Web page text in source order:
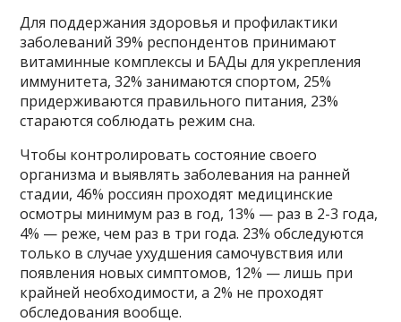
Для поддержания здоровья и профилактики
заболеваний 39% респондентов принимают
витаминные комплексы и БАДы для укрепления
иммунитета, 32% занимаются спортом, 25%
придерживаются правильного питания, 23%
стараются соблюдать режим сна.
Чтобы контролировать состояние своего
организма и выявлять заболевания на ранней
стадии, 46% россиян проходят медицинские
осмотры минимум раз в год, 13% — раз в 2-3 года,
4% — реже, чем раз в три года. 23% обследуются
только в случае ухудшения самочувствия или
появления новых симптомов, 12% — лишь при
крайней необходимости, а 2% не проходят
обследования вообще.